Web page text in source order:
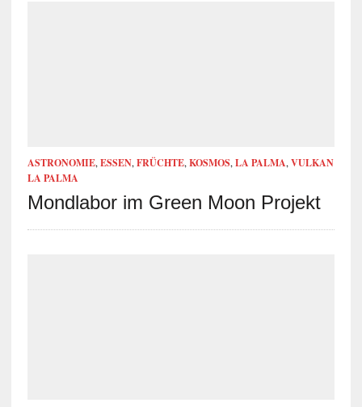
ASTRONOMIE, ESSEN, FRÜCHTE, KOSMOS, LA PALMA, VULKAN
LA PALMA
Mondlabor im Green Moon Projekt